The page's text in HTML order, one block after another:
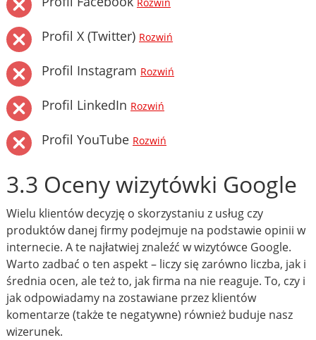
Rozwiń
Profil X (Twitter) Rozwiń
Profil Instagram Rozwiń
Profil LinkedIn Rozwiń
Profil YouTube Rozwiń
3.3 Oceny wizytówki Google
Wielu klientów decyzję o skorzystaniu z usług czy
produktów danej firmy podejmuje na podstawie opinii w
internecie. A te najłatwiej znaleźć w wizytówce Google.
Warto zadbać o ten aspekt – liczy się zarówno liczba, jak i
średnia ocen, ale też to, jak firma na nie reaguje. To, czy i
jak odpowiadamy na zostawiane przez klientów
komentarze (także te negatywne) również buduje nasz
wizerunek.